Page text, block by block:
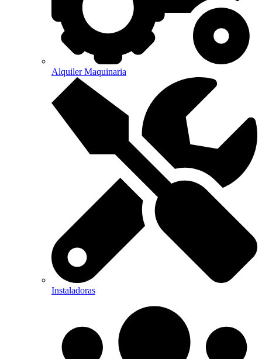
Alquiler Maquinaria
Instaladoras